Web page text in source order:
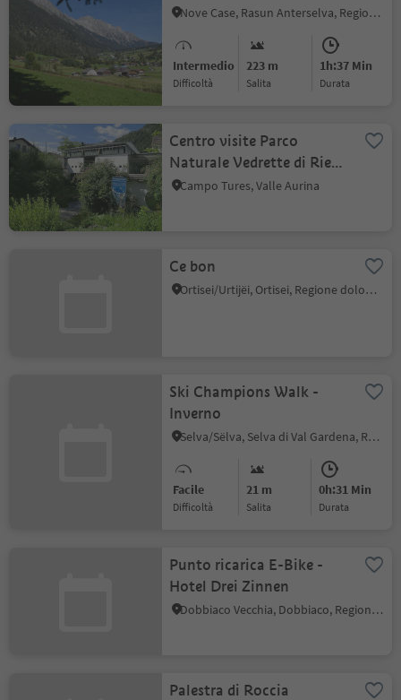
di Mezzo ad Anterselva di
Nove Case, Rasun Anterselva, Regione dolomitica Plan de Corones
Intermedio
Difficoltà
223 m
Salita
1h:37 Min
durata
Centro visite Parco
Naturale Vedrette di Ries-
Aurina
Campo Tures, Valle Aurina
Ce bon
Ortisei/Urtijëi, Ortisei, Regione dolomitica Val Gardena
Ski Champions Walk -
Inverno
Selva/Sëlva, Selva di Val Gardena, Regione dolomitica Val Gardena
Facile
Difficoltà
21 m
Salita
0h:31 Min
durata
Punto ricarica E-Bike -
Hotel Drei Zinnen
Dobbiaco Vecchia, Dobbiaco, Regione dolomitica 3 Cime
Palestra di Roccia